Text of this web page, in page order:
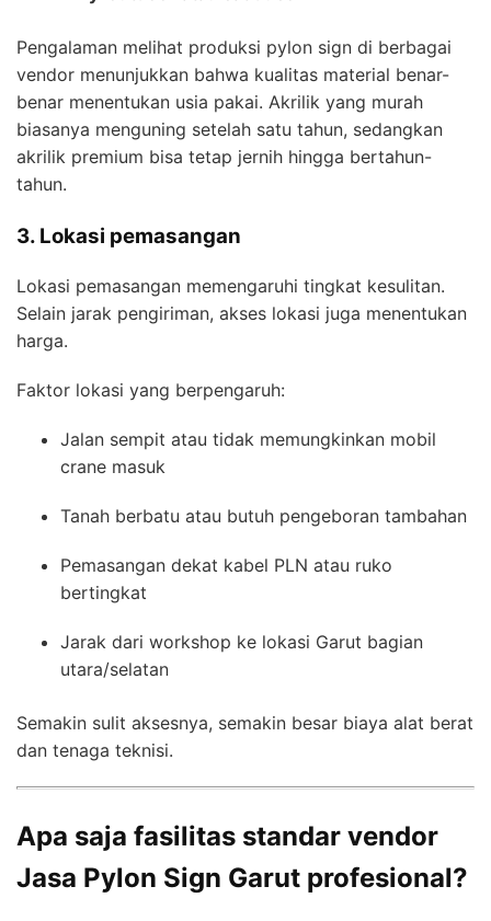
Pengalaman melihat produksi pylon sign di berbagai
vendor menunjukkan bahwa kualitas material benar-
benar menentukan usia pakai. Akrilik yang murah
biasanya menguning setelah satu tahun, sedangkan
akrilik premium bisa tetap jernih hingga bertahun-
tahun.
3. Lokasi pemasangan
Lokasi pemasangan memengaruhi tingkat kesulitan.
Selain jarak pengiriman, akses lokasi juga menentukan
harga.
Faktor lokasi yang berpengaruh:
Jalan sempit atau tidak memungkinkan mobil
crane masuk
Tanah berbatu atau butuh pengeboran tambahan
Pemasangan dekat kabel PLN atau ruko
bertingkat
Jarak dari workshop ke lokasi Garut bagian
utara/selatan
Semakin sulit aksesnya, semakin besar biaya alat berat
dan tenaga teknisi.
Apa saja fasilitas standar vendor
Jasa Pylon Sign Garut profesional?